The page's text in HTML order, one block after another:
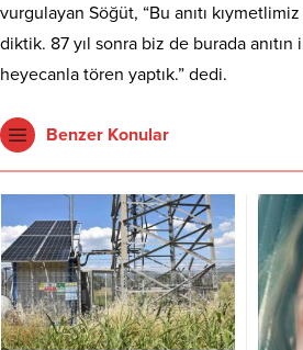
vurgulayan Söğüt, “Bu anıtı
diktik. 87 yıl sonra biz de burada
heyecanla tören yaptık.” dedi.
Benzer Konular